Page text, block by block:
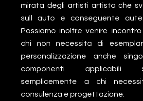
mirata degli artisti artista che
sull auto e conseguente
Possiamo inoltre venire incontro
chi non necessita di
personalizzazione anche
componenti applicabili
semplicemente a chi
consulenza e progettazione.